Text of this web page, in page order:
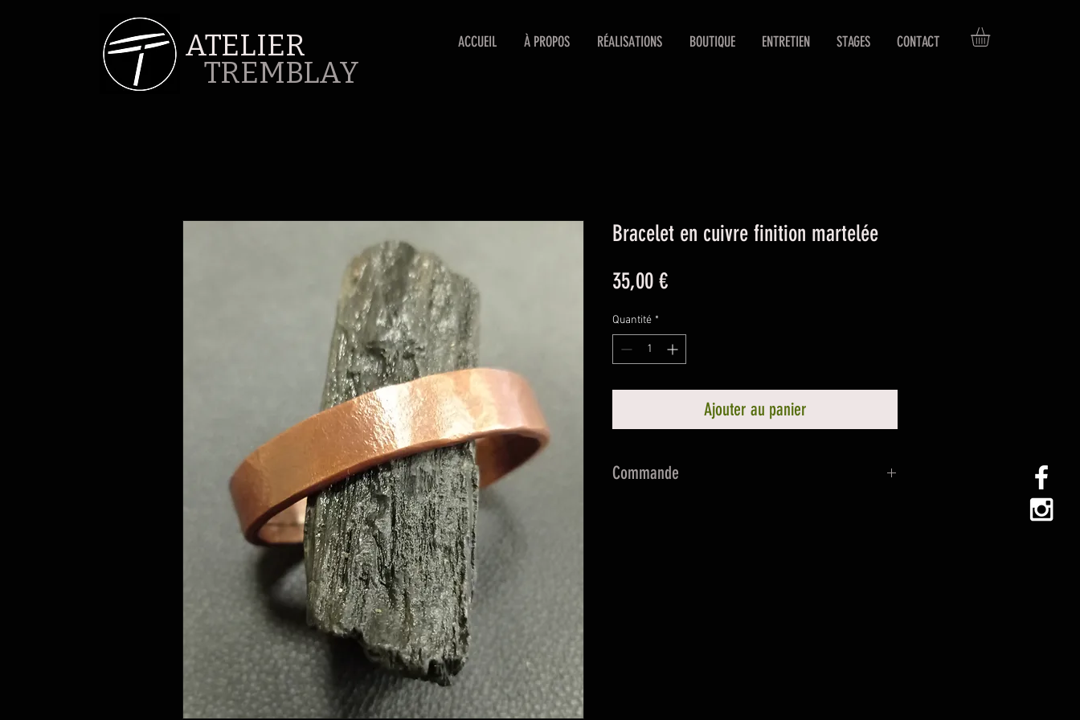
ACCUEIL À PROPOS RÉALISATIONS BOUTIQUE ENTRETIEN STAGES CONTACT
ATELIER
TREMBLAY
Bracelet en cuivre finition martelée
35,00 €Prix
Quantité *
Ajouter au panier
Commande